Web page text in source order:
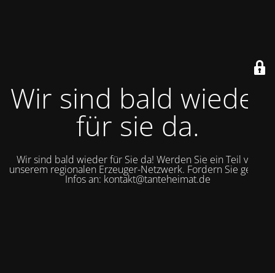
Wir sind bald wieder
für sie da.
Wir sind bald wieder für Sie da! Werden Sie ein Teil von
unserem regionalen Erzeuger-Netzwerk. Fordern Sie gerne
Infos an: kontakt@tanteheimat.de